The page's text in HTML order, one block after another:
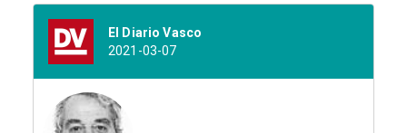
El Diario Vasco
2021-03-07